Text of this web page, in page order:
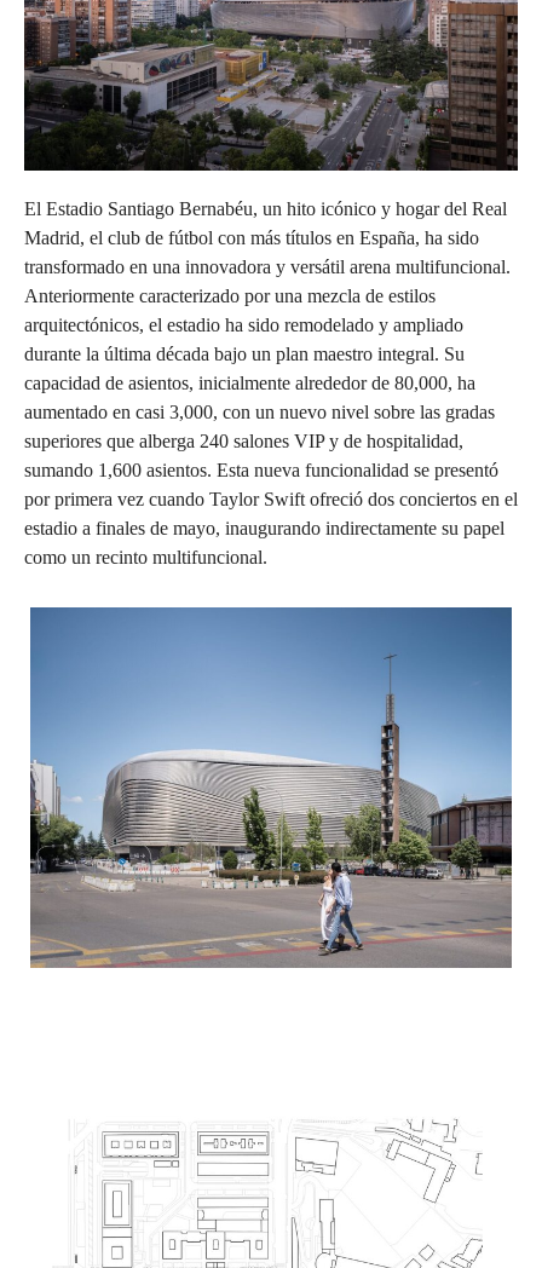
El Estadio Santiago Bernabéu, un hito icónico y hogar del Real
Madrid, el club de fútbol con más títulos en España, ha sido
transformado en una innovadora y versátil arena multifuncional.
Anteriormente caracterizado por una mezcla de estilos
arquitectónicos, el estadio ha sido remodelado y ampliado
durante la última década bajo un plan maestro integral. Su
capacidad de asientos, inicialmente alrededor de 80,000, ha
aumentado en casi 3,000, con un nuevo nivel sobre las gradas
superiores que alberga 240 salones VIP y de hospitalidad,
sumando 1,600 asientos. Esta nueva funcionalidad se presentó
por primera vez cuando Taylor Swift ofreció dos conciertos en el
estadio a finales de mayo, inaugurando indirectamente su papel
como un recinto multifuncional.